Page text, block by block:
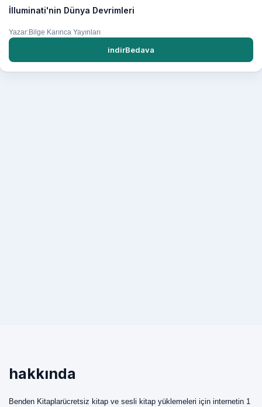
İlluminati'nin Dünya Devrimleri
Yazar:Bilge Karınca Yayınları
indirBedava
hakkında
Benden Kitaplarücretsiz kitap ve sesli kitap yüklemeleri için internetin 1